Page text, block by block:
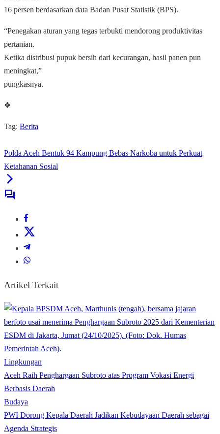
16 persen berdasarkan data Badan Pusat Statistik (BPS).
“Penegakan aturan yang tegas terbukti mendorong produktivitas
pertanian.
Ketika distribusi pupuk bersih dari kecurangan, hasil panen pun
meningkat,”
pungkasnya.
❖
Tag: Berita
Polda Aceh Bentuk 94 Kampung Bebas Narkoba untuk Perkuat
Ketahanan Sosial
Artikel Terkait
Lingkungan
Aceh Raih Penghargaan Subroto atas Program Vokasi Energi
Berbasis Daerah
Budaya
PWI Dorong Kepala Daerah Jadikan Kebudayaan Daerah sebagai
Agenda Strategis